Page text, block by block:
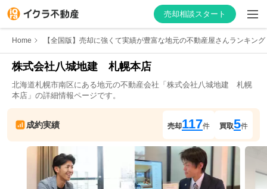
売却相談スタート
はじめての方へ
不動産会社を探す
物件の価格を知る
お家の売却を学ぶ
Home 【全国版】売却に強くて実績が豊富な地元の不動産屋さんランキング
株式会社八城地建　札幌本店
北海道札幌市南区にある地元の不動産会社「 株式会社八城地建　札幌
本店 」の詳細情報ページです。
成約実績 売却117件 買取5件